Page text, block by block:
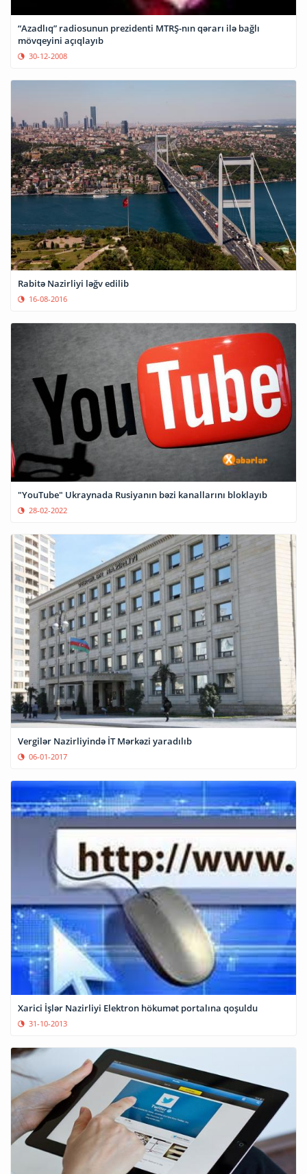
“Azadlıq” radiosunun prezidenti MTRŞ-nın qərarı ilə bağlı
mövqeyini açıqlayıb
30-12-2008
Rabitə Nazirliyi ləğv edilib
16-08-2016
"YouTube" Ukraynada Rusiyanın bəzi kanallarını bloklayıb
28-02-2022
Vergilər Nazirliyində İT Mərkəzi yaradılıb
06-01-2017
Xarici İşlər Nazirliyi Elektron hökumət portalına qoşuldu
31-10-2013